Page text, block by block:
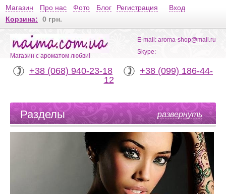
Магазин Про нас Фото Блог Регистрация
Вход
Корзина:
0 грн.
Магазин с ароматом любви!
+38 (068) 940-23-18
+38 (099) 186-44-
12
E-mail: aroma-shop@mail.ru
Skype:
развернуть
Разделы